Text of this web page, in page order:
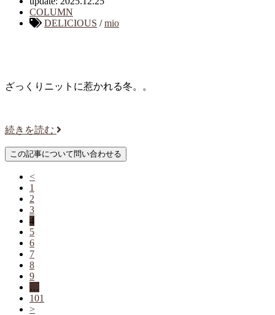
COLUMN
DELICIOUS /mio
ざっくりニットに惹かれる冬。。
続きを読む
<
1
2
3
4
5
6
7
8
9
…
101
>